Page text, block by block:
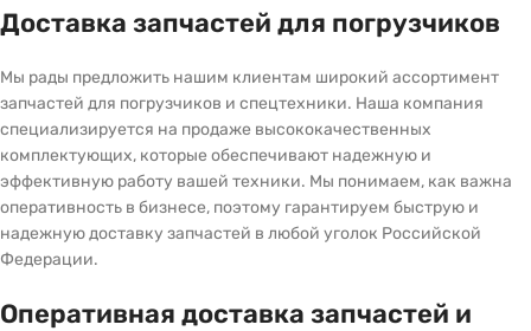
Доставка запчастей для погрузчиков
Мы рады предложить нашим клиентам широкий ассортимент
запчастей для погрузчиков и спецтехники. Наша компания
специализируется на продаже высококачественных
комплектующих, которые обеспечивают надежную и
эффективную работу вашей техники. Мы понимаем, как важна
оперативность в бизнесе, поэтому гарантируем быструю и
надежную доставку запчастей в любой уголок Российской
Федерации.
Оперативная доставка запчастей и